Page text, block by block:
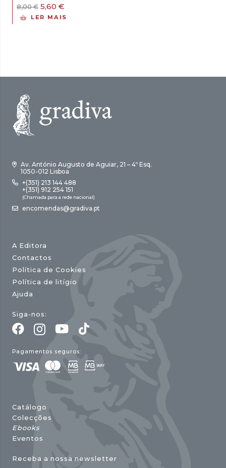
8,00€ O
preço
5,60 €
preço
LER MAIS
Av. António Augusto de Aguiar, 21 – 4º Esq.
1050-012 Lisboa
+(351) 213 144 488
+(351) 912 254 151
(Chamada para a rede nacional)
encomendas@gradiva.pt
A Editora
Contactos
Política de Cookies
Política de litígio
Ajuda
Siga-nos:
Pagamentos seguros:
Catálogo
Colecções
Ebooks
Eventos
Receba a nossa newsletter